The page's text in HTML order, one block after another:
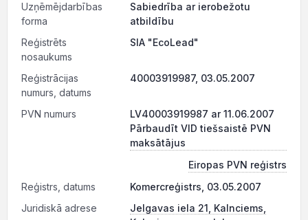
Uzņēmējdarbības
forma
Sabiedrība ar ierobežotu
atbildību
Reģistrēts
nosaukums
SIA "EcoLead"
Reģistrācijas
numurs, datums
40003919987, 03.05.2007
PVN numurs
LV40003919987 ar 11.06.2007
Pārbaudīt VID tiešsaistē PVN
maksātājus
Eiropas PVN reģistrs
Reģistrs, datums
Komercreģistrs, 03.05.2007
Juridiskā adrese
Jelgavas iela 21, Kalnciems,